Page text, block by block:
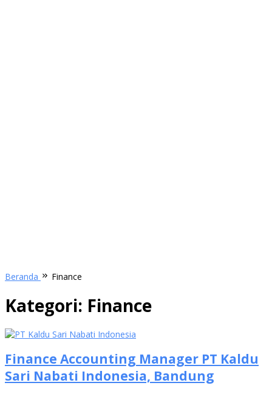
Beranda Finance
Kategori: Finance
Finance Accounting Manager PT Kaldu
Sari Nabati Indonesia, Bandung